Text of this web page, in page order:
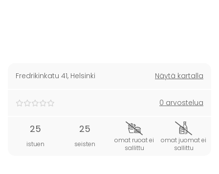
Fredrikinkatu 41, Helsinki Näytä kartalla
0 arvostelua
25
istuen
25
seisten
omat ruoat ei
sallittu
omat juomat ei
sallittu